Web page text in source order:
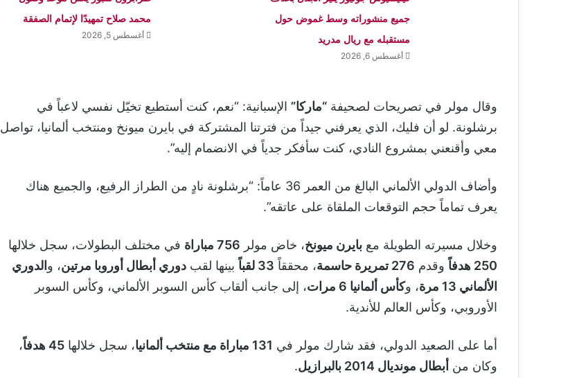
جميع منشوراته وسط غموض حول
مستقبله مع ريال مدريد
أغسطس 6, 2026
محمد صلاح تمهيدًا لإتمام الصفقة
أغسطس 5, 2026
وقال مولر في تصريحات لصحيفة “ماركا” الإسبانية: “نعم، كنت أستطيع تخيّل نفسي لاعباً في
برشلونة. لو أن فليك، الذي يعرفني جيداً من فترتنا المشتركة في بايرن ميونخ ومنتخب ألمانيا، تواصل
معي وأقنعني بمشروع النادي، كنت سأفكر جدياً في الانضمام إليه”.
وأضاف الدولي الألماني البالغ من العمر 36 عاماً: “برشلونة نادٍ من الطراز الرفيع، والجميع هناك
يعرف تماماً حجم التوقعات الملقاة على عاتقه”.
وخلال مسيرته الطويلة مع بايرن ميونخ، خاض مولر 756 مباراة
في مختلف البطولات، سجل خلالها
250 هدفاً
وقدم 276 تمريرة حاسمة ، محققاً 33 لقباً بينها لقب دوري أبطال أوروبا مرتين، و الدوري
الألماني 13 مرة
، وكأس ألمانيا 6 مرات
، إلى جانب ألقاب كأس السوبر الألماني، وكأس السوبر
الأوروبي، وكأس العالم للأندية.
أما على الصعيد الدولي، فقد شارك مولر في 131 مباراة مع منتخب ألمانيا ، سجل خلالها 45 هدفاً
،
وكان من أبطال مونديال 2014 بالبرازيل .